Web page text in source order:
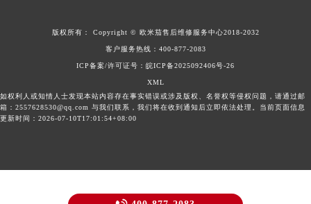
版权所有： Copyright © 欧米茄售后维修服务中心2018-2032
客户服务热线： 400-877-2083
ICP备案/许可证号：皖ICP备2025092406号-26
XML
如权利人或知情人士发现本站内容存在事实错误或涉及版权、名誉权等侵权问题，请通过邮
箱：2557628530@qq.com 与我们联系，我们将在收到通知后立即依法处理。当前页面信息
更新时间：2026-07-10T17:01:54+08:00